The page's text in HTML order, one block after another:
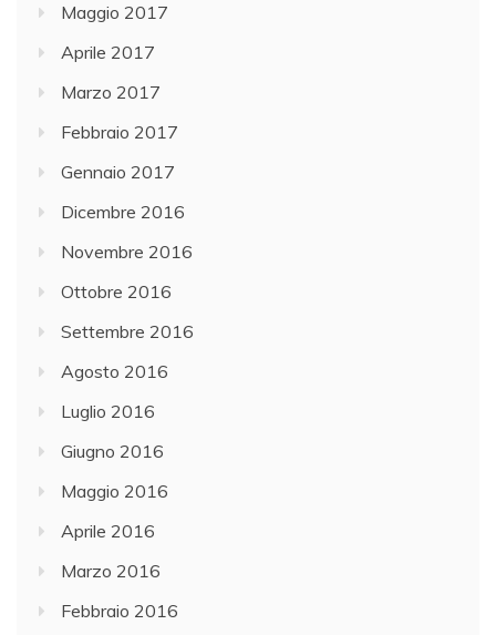
Maggio 2017
Aprile 2017
Marzo 2017
Febbraio 2017
Gennaio 2017
Dicembre 2016
Novembre 2016
Ottobre 2016
Settembre 2016
Agosto 2016
Luglio 2016
Giugno 2016
Maggio 2016
Aprile 2016
Marzo 2016
Febbraio 2016